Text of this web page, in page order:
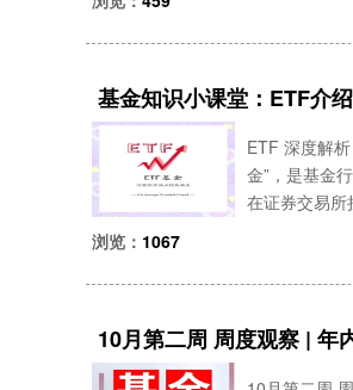
基金知识小课堂：ETF介绍
ETF 深度解
金”，是基金
在证券交易所
浏览： 1067
10月第二周 周度观察 | 年